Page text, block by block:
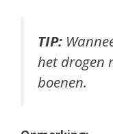
TIP:
het drogen
boenen.